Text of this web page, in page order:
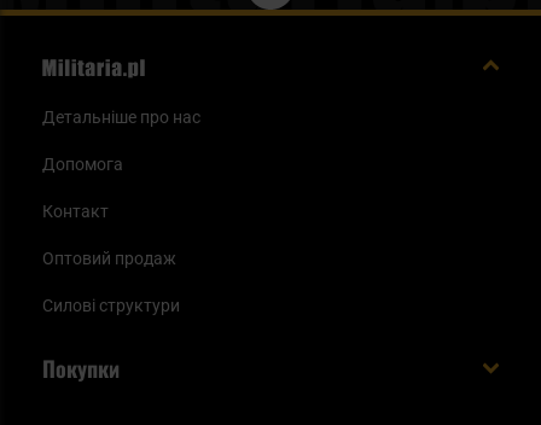
Детальніше про нас
Допомога
Контакт
Оптовий продаж
Силові структури
Покупки